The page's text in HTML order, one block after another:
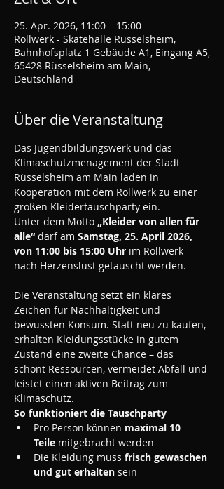
25. Apr. 2026, 11:00 – 15:00
Rollwerk - Skatehalle Rüsselsheim,
Bahnhofsplatz 1 Gebäude A1, Eingang A5,
65428 Rüsselsheim am Main,
Deutschland
Über die Veranstaltung
Das Jugendbildungswerk und das
Klimaschutzmenagement der Stadt
Rüsselsheim am Main laden in
Kooperation mit dem Rollwerk zu einer
großen Kleidertauschparty ein.
Unter dem Motto „Kleider von allen für
alle“ darf am Samstag, 25. April 2026,
von 11:00 bis 15:00 Uhr im Rollwerk
nach Herzenslust getauscht werden.
Die Veranstaltung setzt ein klares
Zeichen für Nachhaltigkeit und
bewussten Konsum. Statt neu zu kaufen,
erhalten Kleidungsstücke in gutem
Zustand eine zweite Chance – das
schont Ressourcen, vermeidet Abfall und
leistet einen aktiven Beitrag zum
Klimaschutz.
So funktioniert die Tauschparty
Pro Person können maximal 10
Teile mitgebracht werden
Die Kleidung muss frisch gewaschen
und gut erhalten sein